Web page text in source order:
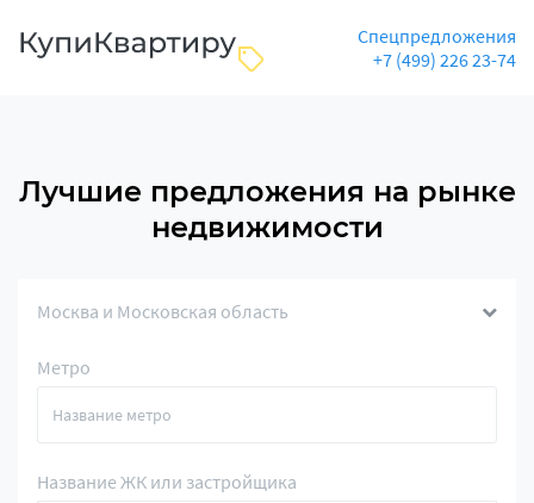
Спецпредложения
+7 (499) 226 23-74
Лучшие предложения на рынке
недвижимости
Москва и Московская область
Метро
Название ЖК или застройщика